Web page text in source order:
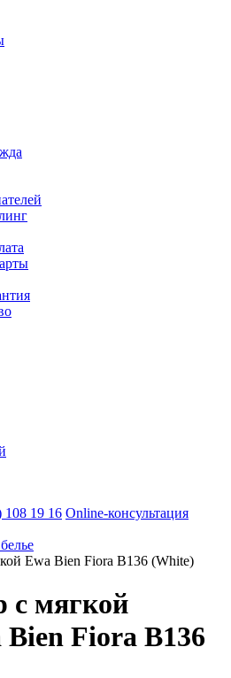
108 19 16 Online-консультация
Ewa Bien Fiora B136 (White)
с мягкой
Fiora B136